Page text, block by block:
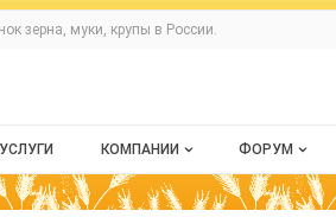
по сайту
зерна, муки, крупы в России.
пользователя
сайта grainboard.ru
УСЛУГИ КОМПАНИИ
О каталоге компаний
ФОРУМ
Все темы